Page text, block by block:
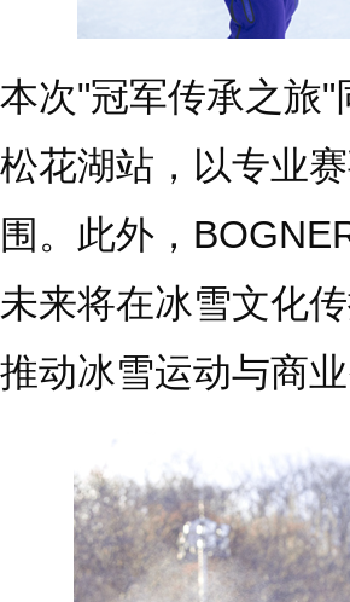
本次"冠军传承之旅
松花湖站，以专业
围。此外，
未来将在冰雪文化
推动冰雪运动与商